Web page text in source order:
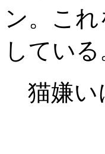
ン。こ
している
猫嫌い